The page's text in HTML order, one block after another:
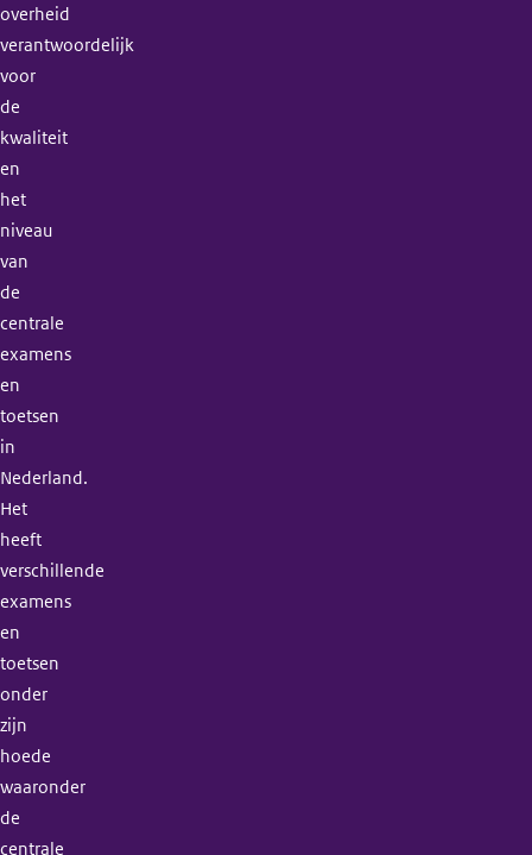
overheid
verantwoordelijk
voor
de
kwaliteit
en
het
niveau
van
de
centrale
examens
en
toetsen
in
Nederland.
Het
heeft
verschillende
examens
en
toetsen
onder
zijn
hoede
waaronder
de
centrale